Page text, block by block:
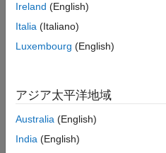
Ireland (English)
Italia (Italiano)
Luxembourg (English)
アジア太平洋地域
Australia (English)
India (English)